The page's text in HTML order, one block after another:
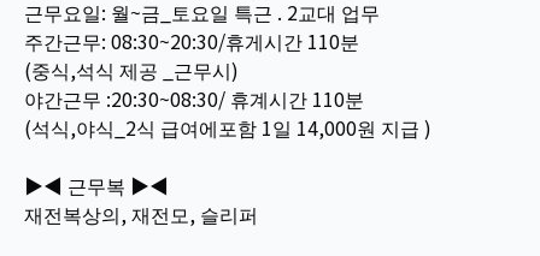
근무요일: 월~금_토요일 특근 . 2교대 업무
주간근무: 08:30~20:30/휴게시간 110분
(중식,석식 제공 _근무시)
야간근무 :20:30~08:30/ 휴계시간 110분
(석식,야식_2식 급여에포함 1일 14,000원 지급 )
▶◀ 근무복 ▶◀
재전복상의, 재전모, 슬리퍼